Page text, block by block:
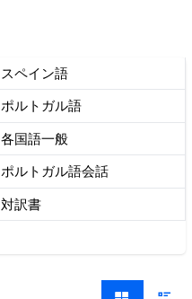
スペイン語
ポルトガル語
各国語一般
ポルトガル語会話
対訳書